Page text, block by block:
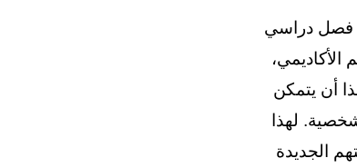
فصل دراسي
أن يتمكن
لهذا
الجديدة